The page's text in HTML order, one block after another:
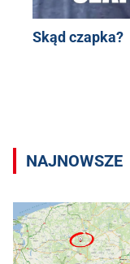
Skąd czapka?
NAJNOWSZE